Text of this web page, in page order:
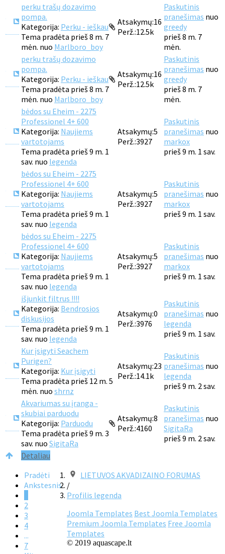
Detaliau
perku trašų dozavimo
pompa.
Kategorija: Perku - ieškau
Tema pradėta prieš 8 m. 7
mėn. nuo Marlboro_boy
Atsakymų:16
Perž.:12.5k
Paskutinis
pranešimas nuo
greedy
prieš 8 m. 7
mėn.
perku trašų dozavimo
pompa.
Kategorija: Perku - ieškau
Tema pradėta prieš 8 m. 7
mėn. nuo Marlboro_boy
Atsakymų:16
Perž.:12.5k
Paskutinis
pranešimas nuo
greedy
prieš 8 m. 7
mėn.
bėdos su Eheim - 2275
Professionel 4+ 600
Kategorija: Naujiems
vartotojams
Tema pradėta prieš 9 m. 1
sav. nuo legenda
Atsakymų:5
Perž.:3927
Paskutinis
pranešimas nuo
markox
prieš 9 m. 1 sav.
bėdos su Eheim - 2275
Professionel 4+ 600
Kategorija: Naujiems
vartotojams
Tema pradėta prieš 9 m. 1
sav. nuo legenda
Atsakymų:5
Perž.:3927
Paskutinis
pranešimas nuo
markox
prieš 9 m. 1 sav.
bėdos su Eheim - 2275
Professionel 4+ 600
Kategorija: Naujiems
vartotojams
Tema pradėta prieš 9 m. 1
sav. nuo legenda
Atsakymų:5
Perž.:3927
Paskutinis
pranešimas nuo
markox
prieš 9 m. 1 sav.
išjunkit filtrus !!!!
Kategorija: Bendrosios
diskusijos
Tema pradėta prieš 9 m. 1
sav. nuo legenda
Atsakymų:0
Perž.:3976
Paskutinis
pranešimas nuo
legenda
prieš 9 m. 1 sav.
Kur įsigyti Seachem
Purigen?
Kategorija: Kur įsigyti
Tema pradėta prieš 12 m. 5
mėn. nuo shrnz
Atsakymų:23
Perž.:14.1k
Paskutinis
pranešimas nuo
legenda
prieš 9 m. 2 sav.
Akvariumas su įranga -
skubiai parduodu
Kategorija: Parduodu
Tema pradėta prieš 9 m. 3
sav. nuo SigitaRa
Atsakymų:8
Perž.:4160
Paskutinis
pranešimas nuo
SigitaRa
prieš 9 m. 2 sav.
Pradėti
Ankstesnis
2
3
4
...
7
LIETUVOS AKVADIZAINO FORUMAS
/
Profilis legenda
Joomla Templates Best Joomla Templates
Premium Joomla Templates Free Joomla
Templates
© 2019 aquascape.lt